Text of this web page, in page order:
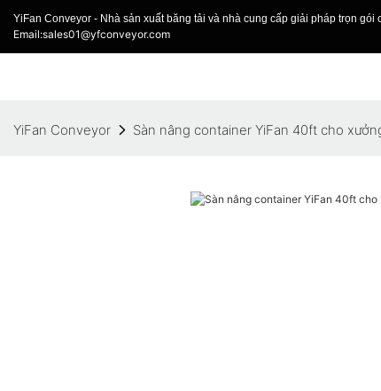
YiFan Conveyor - Nhà sản xuất băng tải và nhà cung cấp giải pháp trọn
Email:sales01@yfconveyor.com
YiFan Conveyor Sàn nâng container YiFan 40ft cho